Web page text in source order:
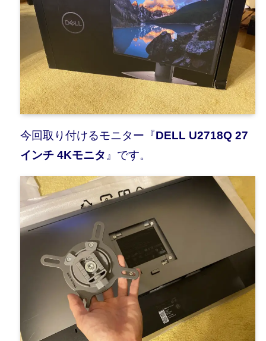
今回取り付けるモニター『DELL U2718Q 27
インチ 4Kモニタ 』です。